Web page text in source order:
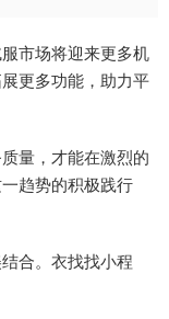
市场将迎来更多机
更多功能，助力平
量，才能在激烈的
趋势的积极践行
合。衣找找小程